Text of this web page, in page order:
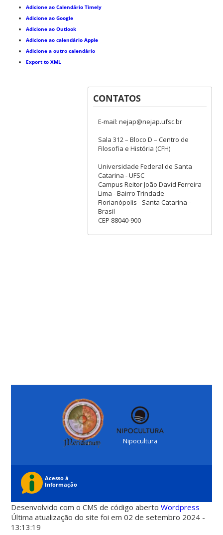
Adicione ao Calendário Timely
Adicione ao Google
Adicione ao Outlook
Adicione ao calendário Apple
Adicione a outro calendário
Export to XML
CONTATOS
E-mail: nejap@nejap.ufsc.br
Sala 312 – Bloco D – Centro de
Filosofia e História (CFH)
Universidade Federal de Santa
Catarina - UFSC
Campus Reitor João David Ferreira
Lima - Bairro Trindade
Florianópolis - Santa Catarina -
Brasil
CEP 88040-900
Nipocultura
Desenvolvido com o CMS de código abertoWordpress
Última atualização do site foi em 02 de setembro 2024 -
13:13:19